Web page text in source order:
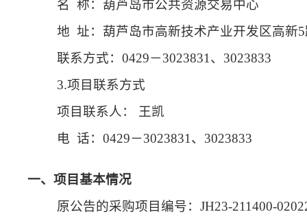
名
称：葫芦岛市公共资源交易中心
地 址：葫芦岛市高新技术产业开发区高新
联系方式： 0429－3023831、3023833
3.项目联系方式
项目联系人：
王凯
电 话：0429－3023831、3023833
一、项目基本情况
原公告的采购项目编号： JH23-211400-